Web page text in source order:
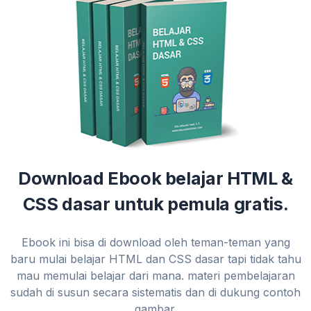
Download Ebook belajar HTML &
CSS dasar untuk pemula gratis.
Ebook ini bisa di download oleh teman-teman yang
baru mulai belajar HTML dan CSS dasar tapi tidak tahu
mau memulai belajar dari mana. materi pembelajaran
sudah di susun secara sistematis dan di dukung contoh